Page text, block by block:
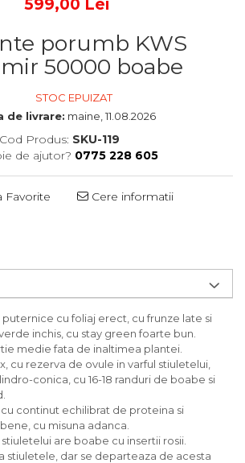
599,00 Lei
porumb KWS
50000 boabe
STOC EPUIZAT
de livrare: maine, 11.08.2026
Cod Produs: SKU-119
de ajutor? 0775 228 605
Favorite Cere informatii
puternice cu foliaj erect, cu frunze late si
inchis, cu stay green foarte bun.
medie fata de inaltimea plantei.
cu rezerva de ovule in varful stiuletelui,
conica, cu 16-18 randuri de boabe si
continut echilibrat de proteina si
cu misuna adanca.
stiuletelui are boabe cu insertii rosii.
stiuletele, dar se departeaza de acesta